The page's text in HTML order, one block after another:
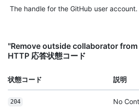
The handle for the GitHub user account.
"Remove outside collaborator
HTTP 応答状態コード
状態コード 説明
204 No